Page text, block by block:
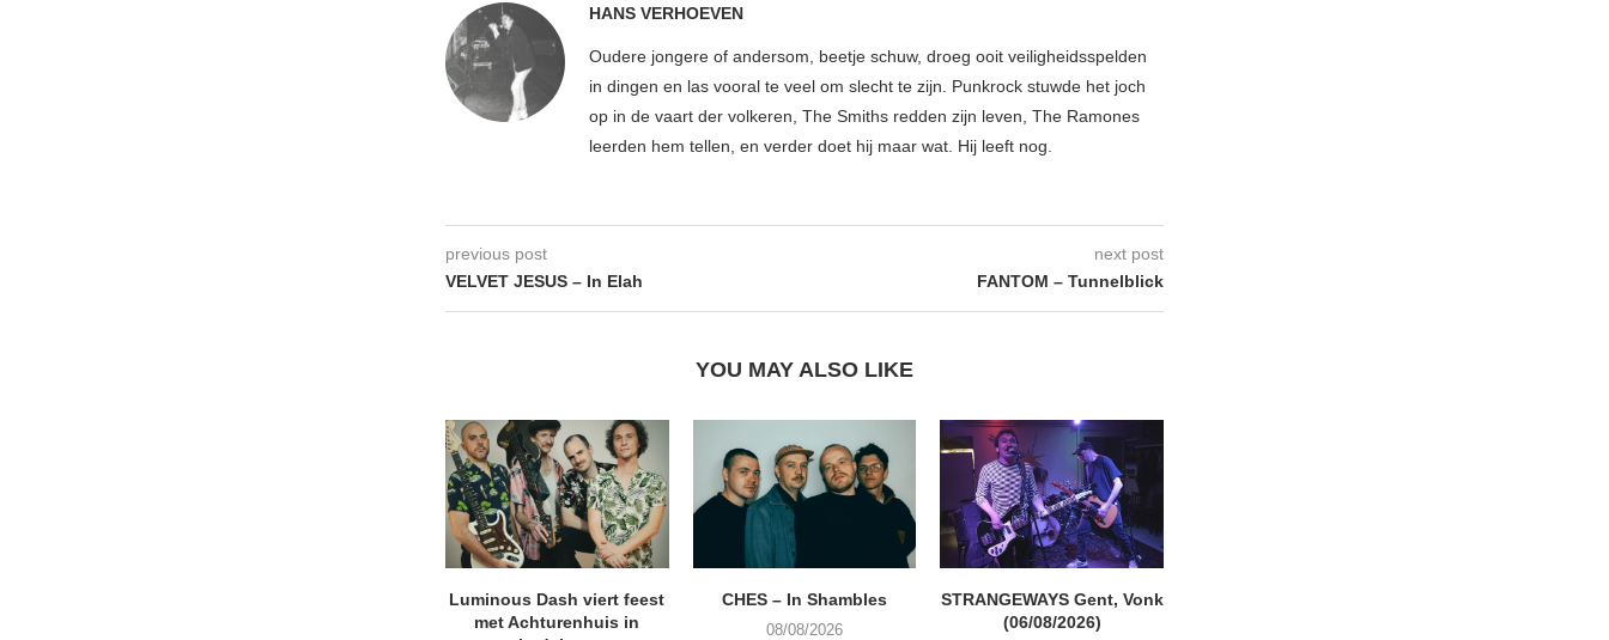
HANS VERHOEVEN
Oudere jongere of andersom, beetje schuw, droeg ooit veiligheidsspelden
in dingen en las vooral te veel om slecht te zijn. Punkrock stuwde het joch
op in de vaart der volkeren, The Smiths redden zijn leven, The Ramones
leerden hem tellen, en verder doet hij maar wat. Hij leeft nog.
previous post
VELVET JESUS – In Elah
next post
FANTOM – Tunnelblick
YOU MAY ALSO LIKE
Luminous Dash viert feest
met Achturenhuis in
CHES – In Shambles
08/08/2026
STRANGEWAYS Gent, Vonk
(06/08/2026)